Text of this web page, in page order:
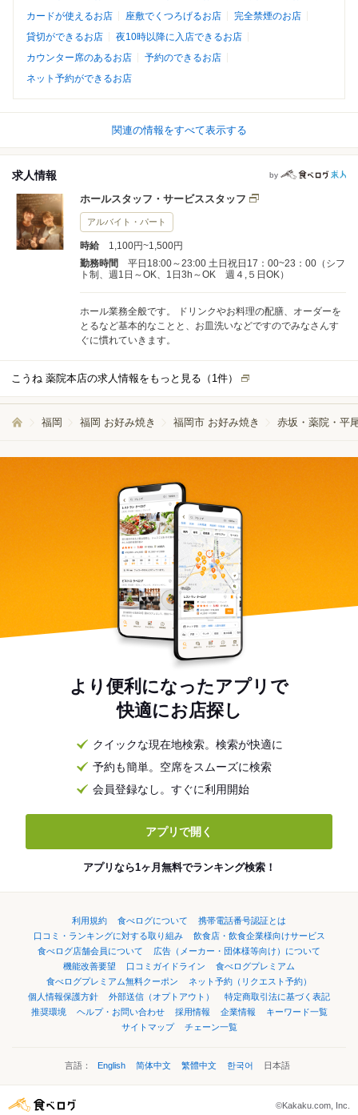
カードが使えるお店
座敷でくつろげるお店
完全禁煙のお店
貸切ができるお店
夜10時以降に入店できるお店
カウンター席のあるお店
予約のできるお店
ネット予約ができるお店
関連の情報をすべて表示する
求人情報 by
ホールスタッフ・サービススタッフ
アルバイト・パート
時給
1,100円~1,500円
勤務時間
平日18:00～23:00 土日祝日17：00~23：00（シフ
ト制、週1日～OK、1日3h～OK 週４,５日OK）
ホール業務全般です。 ドリンクやお料理の配膳、オーダーを
とるなど基本的なことと、お皿洗いなどですのでみなさんす
ぐに慣れていきます。
こうね 薬院本店の求人情報をもっと見る（ 1件）
福岡 福岡 お好み焼き 福岡市 お好み焼き 赤坂・薬院・平
より便利になったアプリで
快適にお店探し
クイックな現在地検索。検索が快適に
予約も簡単。空席をスムーズに検索
会員登録なし。すぐに利用開始
アプリで開く
アプリなら1ヶ月無料でランキング検索！
利用規約 食べログについて
携帯電話番号認証とは
口コミ・ランキングに対する取り組み
飲食店・飲食企業様向けサービス
食べログ店舗会員について
広告（メーカー・団体様等向け）について
機能改善要望
口コミガイドライン
食べログプレミアム
食べログプレミアム無料クーポン
ネット予約（リクエスト予約）
個人情報保護方針
外部送信（オプトアウト）
特定商取引法に基づく表記
推奨環境
ヘルプ・お問い合わせ 採用情報 企業情報
キーワード一覧
サイトマップ
チェーン一覧
言語： English 简体中文 繁體中文 한국어 日本語
©Kakaku.com, Inc.